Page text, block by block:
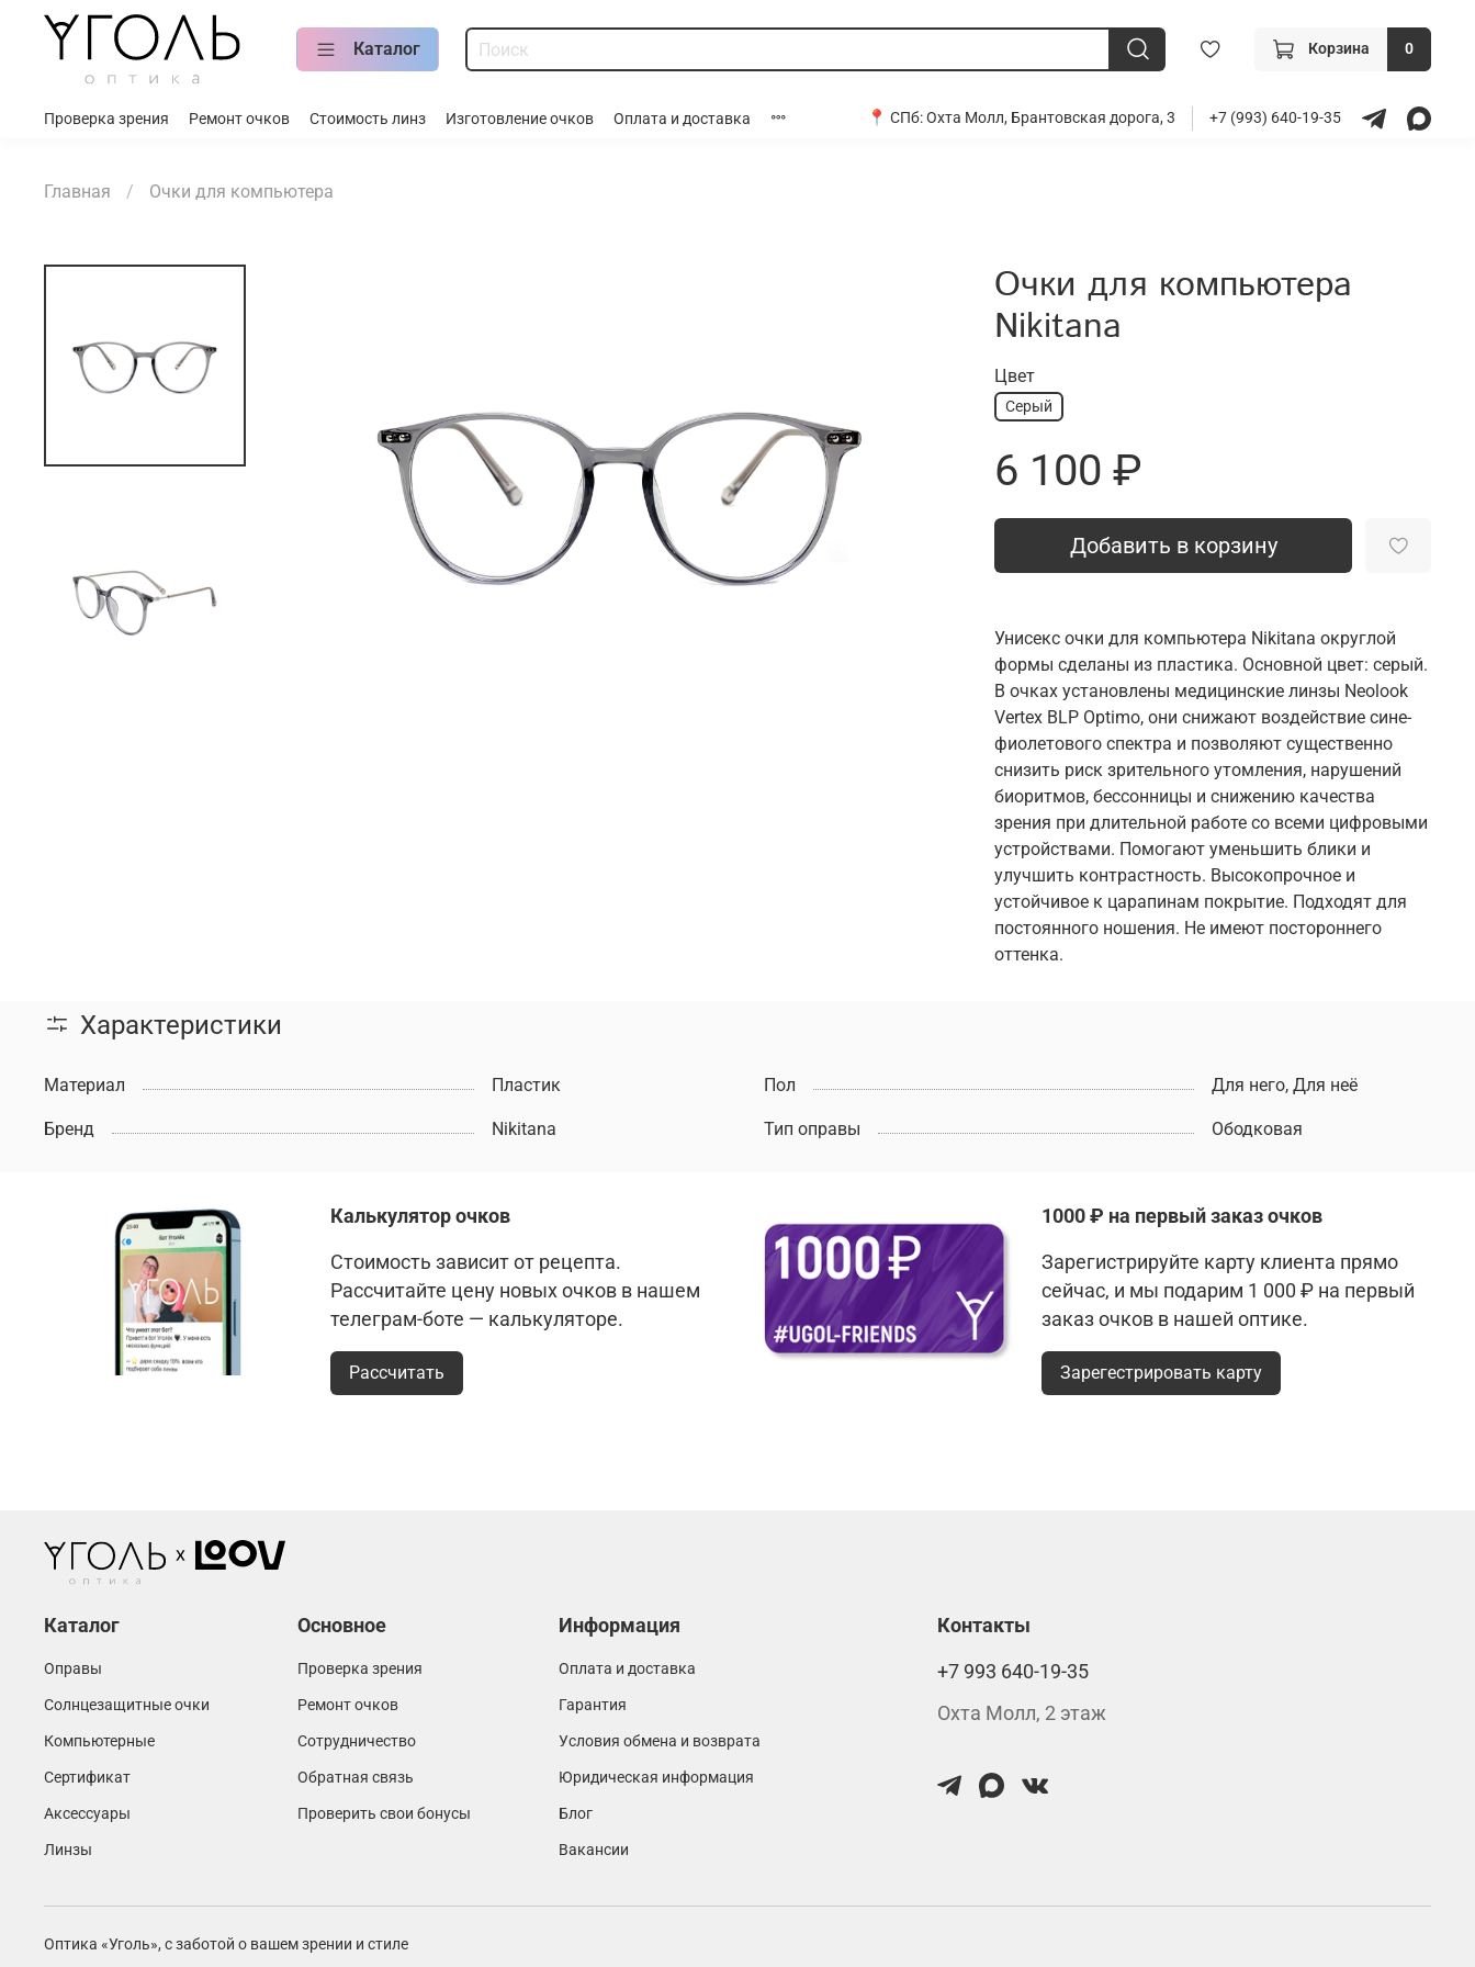
Каталог Корзина 0
Проверка зрения Ремонт очков Стоимость линз Изготовление очков Оплата и доставка 📍 СПб:Охта Молл, Брантовская дорога, 3 +7 (993) 640-19-35
Главная Очки для компьютера
Очки для компьютера
Nikitana
Цвет
Серый
6 100 ₽
Добавить в корзину
Унисекс очки для компьютера Nikitana округлой
формы сделаны из пластика. Основной цвет: серый.
В очках установлены медицинские линзы Neolook
Vertex BLP Optimo, они снижают воздействие сине-
фиолетового спектра и позволяют существенно
снизить риск зрительного утомления, нарушений
биоритмов, бессонницы и снижению качества
зрения при длительной работе со всеми цифровыми
устройствами. Помогают уменьшить блики и
улучшить контрастность. Высокопрочное и
устойчивое к царапинам покрытие. Подходят для
постоянного ношения. Не имеют постороннего
оттенка.
Характеристики
Материал Пластик Пол Для него, Для неё
Бренд Nikitana Тип оправы Ободковая
Калькулятор очков
Стоимость зависит от рецепта.
Рассчитайте цену новых очков в нашем
телеграм-боте — калькуляторе.
Рассчитать
1000 ₽ на первый заказ очков
Зарегистрируйте карту клиента прямо
сейчас, и мы подарим 1 000 ₽ на первый
заказ очков в нашей оптике.
Зарегестрировать карту
Каталог
Оправы
Солнцезащитные очки
Компьютерные
Сертификат
Аксессуары
Линзы
Основное
Проверка зрения
Ремонт очков
Сотрудничество
Обратная связь
Проверить свои бонусы
Информация
Оплата и доставка
Гарантия
Условия обмена и возврата
Юридическая информация
Блог
Вакансии
Контакты
+7 993 640-19-35
Охта Молл, 2 этаж
Оптика «Уголь», с заботой о вашем зрении и стиле